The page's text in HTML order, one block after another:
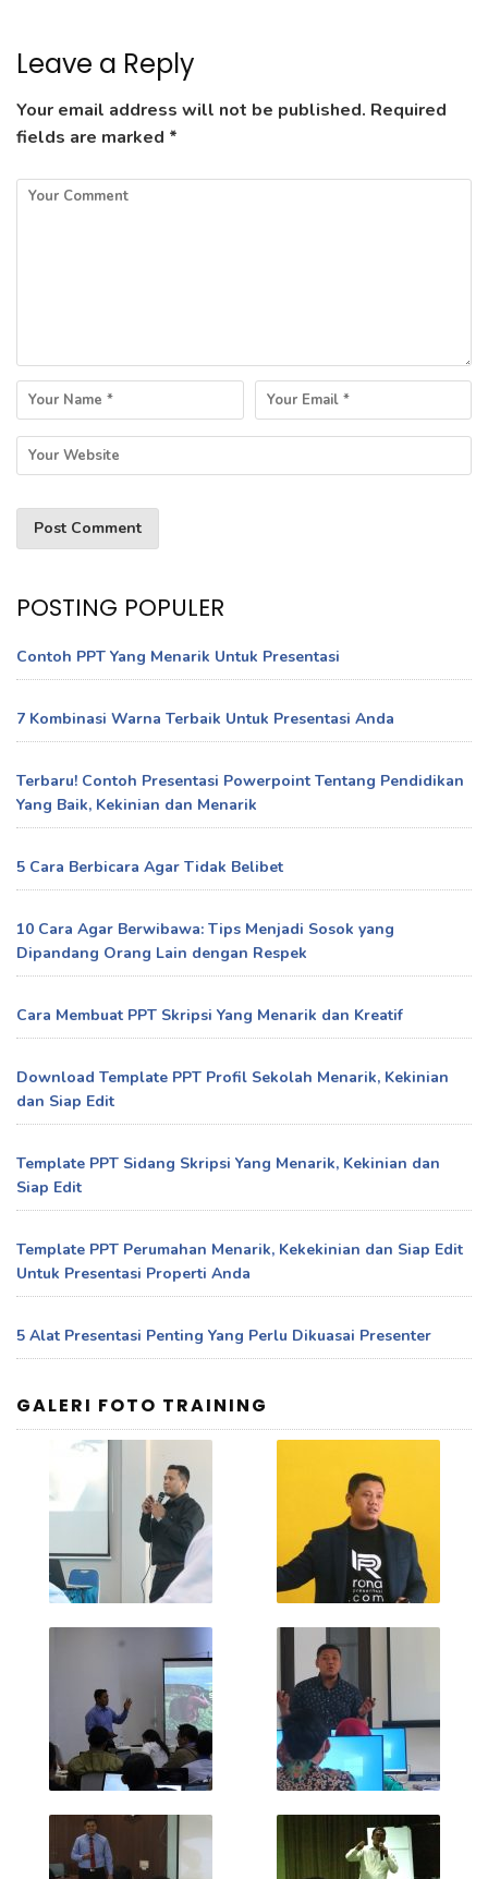
Leave a Reply
Your email address will not be published. Required
fields are marked *
POSTING POPULER
Contoh PPT Yang Menarik Untuk Presentasi
7 Kombinasi Warna Terbaik Untuk Presentasi Anda
Terbaru! Contoh Presentasi Powerpoint Tentang Pendidikan
Yang Baik, Kekinian dan Menarik
5 Cara Berbicara Agar Tidak Belibet
10 Cara Agar Berwibawa: Tips Menjadi Sosok yang
Dipandang Orang Lain dengan Respek
Cara Membuat PPT Skripsi Yang Menarik dan Kreatif
Download Template PPT Profil Sekolah Menarik, Kekinian
dan Siap Edit
Template PPT Sidang Skripsi Yang Menarik, Kekinian dan
Siap Edit
Template PPT Perumahan Menarik, Kekekinian dan Siap Edit
Untuk Presentasi Properti Anda
5 Alat Presentasi Penting Yang Perlu Dikuasai Presenter
GALERI FOTO TRAINING